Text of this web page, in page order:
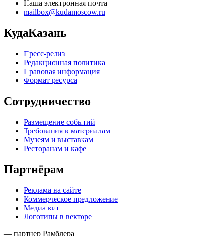
Наша электронная почта
mailbox@kudamoscow.ru
КудаКазань
Пресс-релиз
Редакционная политика
Правовая информация
Формат ресурса
Сотрудничество
Размещение событий
Требования к материалам
Музеям и выставкам
Ресторанам и кафе
Партнёрам
Реклама на сайте
Коммерческое предложение
Медиа кит
Логотипы в векторе
— партнер Рамблера